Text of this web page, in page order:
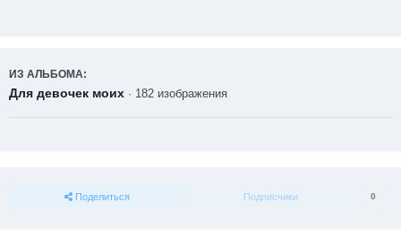
ИЗ АЛЬБОМА:
Для девочек моих · 182 изображения
Поделиться Подписчики 0